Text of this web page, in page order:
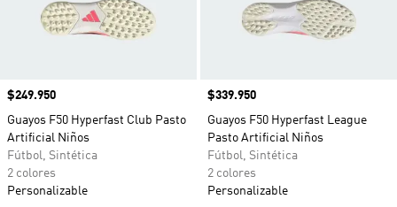
Precio
$249.950
Guayos F50 Hyperfast Club Pasto
Artificial Niños
Fútbol, Sintética
2 colores
Personalizable
Precio
$339.950
Guayos F50 Hyperfast League
Pasto Artificial Niños
Fútbol, Sintética
2 colores
Personalizable